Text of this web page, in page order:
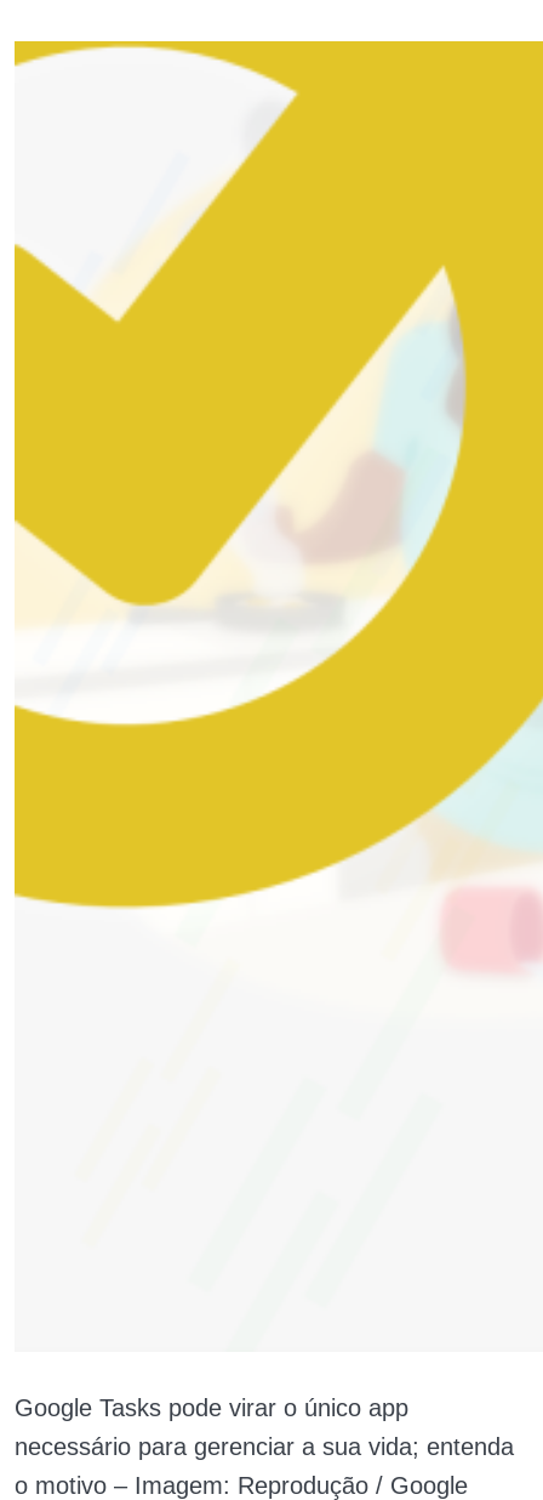
Google Tasks pode virar o único app
necessário para gerenciar a sua vida; entenda
o motivo – Imagem: Reprodução / Google